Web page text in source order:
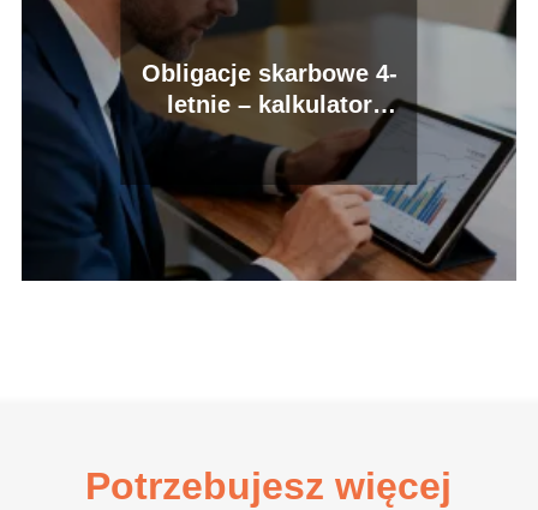
Obligacje skarbowe 4-
letnie – kalkulator
zysków i oprocentowanie
Potrzebujesz więcej